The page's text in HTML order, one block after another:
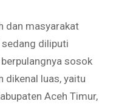
dan masyarakat
sedang diliputi
sosok
dikenal luas, yaitu
Aceh Timur,